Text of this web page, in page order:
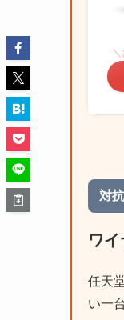
対
ワ
任天
い一